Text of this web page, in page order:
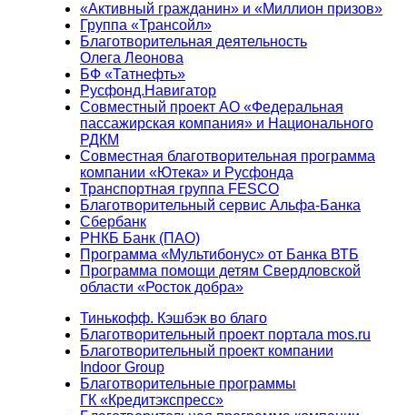
«Активный гражданин» и «Миллион призов»
Группа «Трансойл»
Благотворительная деятельность
Олега Леонова
БФ «Татнефть»
Русфонд.Навигатор
Совместный проект АО «Федеральная
пассажирская компания» и Национального
РДКМ
Совместная благотворительная программа
компании «Ютека» и Русфонда
Транспортная группа FESCO
Благотворительный сервис Альфа-Банка
Сбербанк
РНКБ Банк (ПАО)
Программа «Мультибонус» от Банка ВТБ
Программа помощи детям Свердловской
области «Росток добра»
Тинькофф. Кэшбэк во благо
Благотворительный проект портала mos.ru
Благотворительный проект компании
Indoor Group
Благотворительные программы
ГК «Кредитэкспресс»